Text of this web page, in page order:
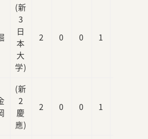
(新
3
日
本
大
学)
2 0 0 1
(新
2
慶
應)
2 0 0 1